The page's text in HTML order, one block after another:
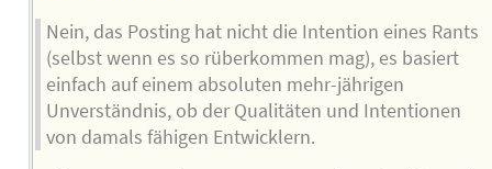
Nein, das Posting hat nicht die Intention eines Rants
(selbst wenn es so rüberkommen mag), es basiert
einfach auf einem absoluten mehr-jährigen
Unverständnis, ob der Qualitäten und Intentionen
von damals fähigen Entwicklern.